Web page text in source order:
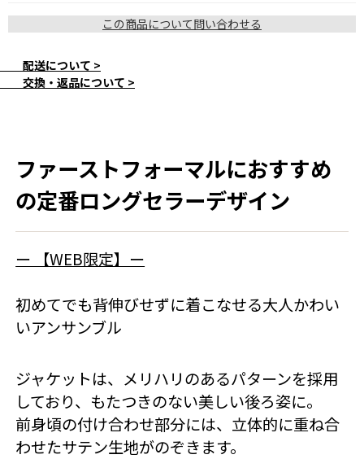
この商品について問い合わせる
配送について >
交換・返品について >
ファーストフォーマルにおすすめ
の定番ロングセラーデザイン
ー 【WEB限定】ー
初めてでも背伸びせずに着こなせる大人かわい
いアンサンブル
ジャケットは、メリハリのあるパターンを採用
しており、もたつきのない美しい後ろ姿に。
前身頃の付け合わせ部分には、立体的に重ね合
わせたサテン生地がのぞきます。